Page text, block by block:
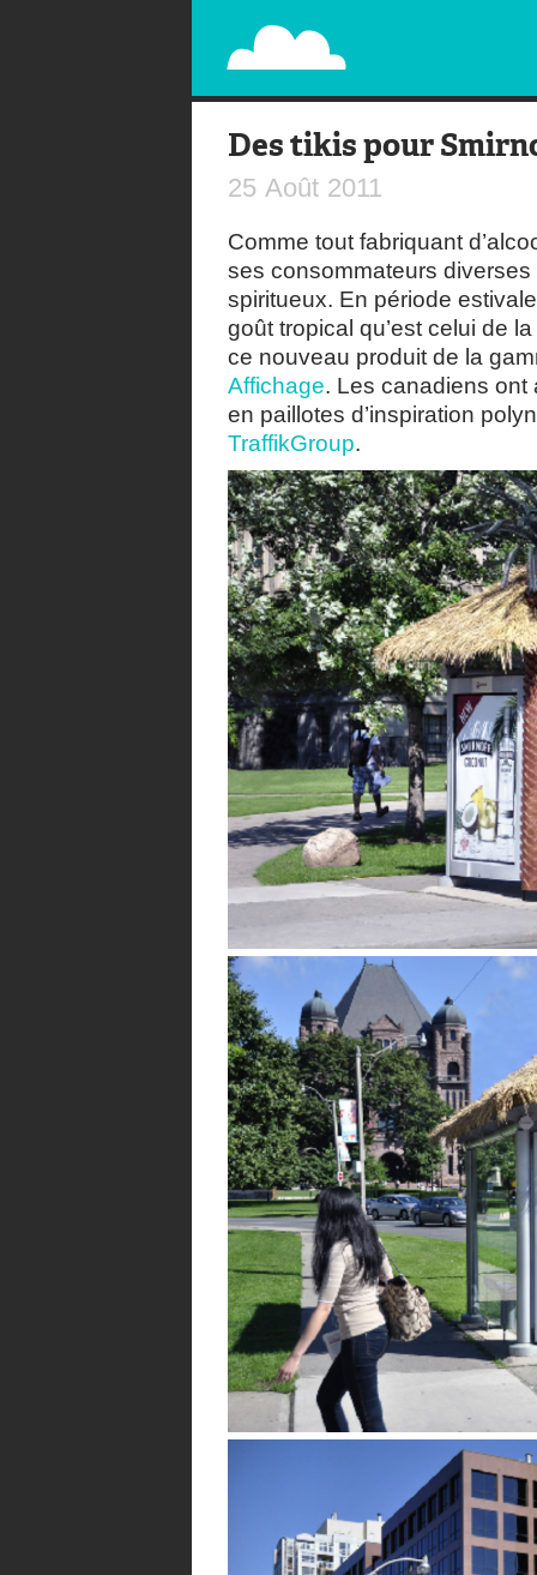
PAPERPLANE
STREET, AMBIENT, GUÉRILLA MARKETING
Des tikis pour
25 Août 2011
Comme tout fabriquant
ses consommateurs
spiritueux. En période
goût tropical qu’est celui de
ce nouveau produit de la
Affichage. Les canadiens
en paillotes d’inspiration
TraffikGroup.